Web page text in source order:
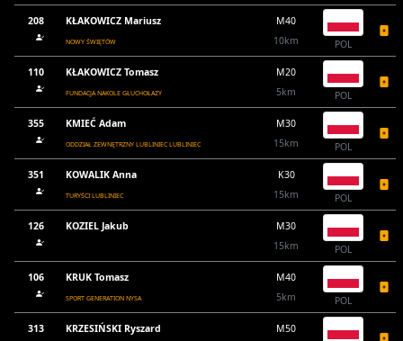
208 KŁAKOWICZ Mariusz
NOWY ŚWIĘTÓW
M40
10km
POL
110 KŁAKOWICZ Tomasz
FUNDACJA NAKOLE GŁUCHOŁAZY
M20
5km
POL
355 KMIEĆ Adam
ODDZIAŁ ZEWNĘTRZNY LUBLINIEC LUBLINIEC
M30
15km
POL
351 KOWALIK Anna
TURYŚCI LUBLINIEC
K30
15km
POL
126 KOZIEL Jakub
M30
15km
POL
106 KRUK Tomasz
SPORT GENERATION NYSA
M40
5km
POL
313 KRZESIŃSKI Ryszard
M50